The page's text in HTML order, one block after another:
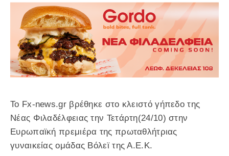
Το Fx-news.gr βρέθηκε στο κλειστό γήπεδο της
Νέας Φιλαδέλφειας την Τετάρτη(24/10) στην
Ευρωπαϊκή πρεμιέρα της πρωταθλήτριας
γυναικείας ομάδας Βόλεϊ της Α.Ε.Κ.